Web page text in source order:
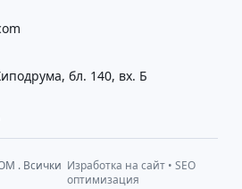
бл. 140, вх. Б
. Всички Изработка на сайт •SEO
оптимизация